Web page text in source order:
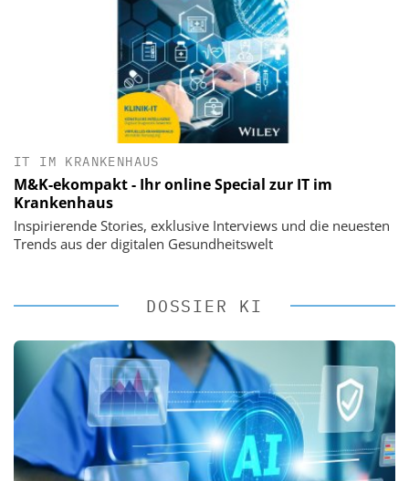
IT IM KRANKENHAUS
M&K-ekompakt - Ihr online Special zur IT im
Krankenhaus
Inspirierende Stories, exklusive Interviews und die neuesten
Trends aus der digitalen Gesundheitswelt
DOSSIER KI